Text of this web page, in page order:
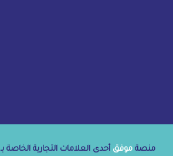
منصة موفق أحدى العلامات التجارية الخاصة بـ